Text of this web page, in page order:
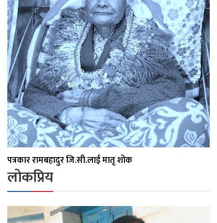
पत्रकार रामबहादुर जि.सी.लाई मातृ शोक
लोकप्रिय